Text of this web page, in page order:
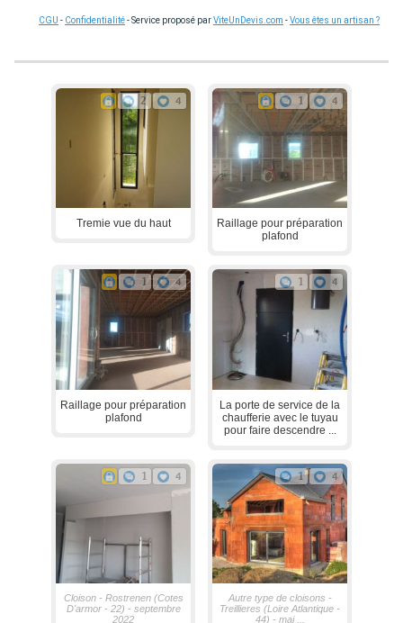
CGU - Confidentialité- Service proposé parViteUnDevis.com -Vous êtes un artisan ?
2 4
Tremie vue du haut
1 4
Raillage pour préparation
plafond
1 4
Raillage pour préparation
plafond
1 4
La porte de service de la
chaufferie avec le tuyau
pour faire descendre ...
1 4
Cloison - Rostrenen (Cotes
D'armor - 22) - septembre
2022
1 4
Autre type de cloisons -
Treillieres (Loire Atlantique -
44) - mai ...